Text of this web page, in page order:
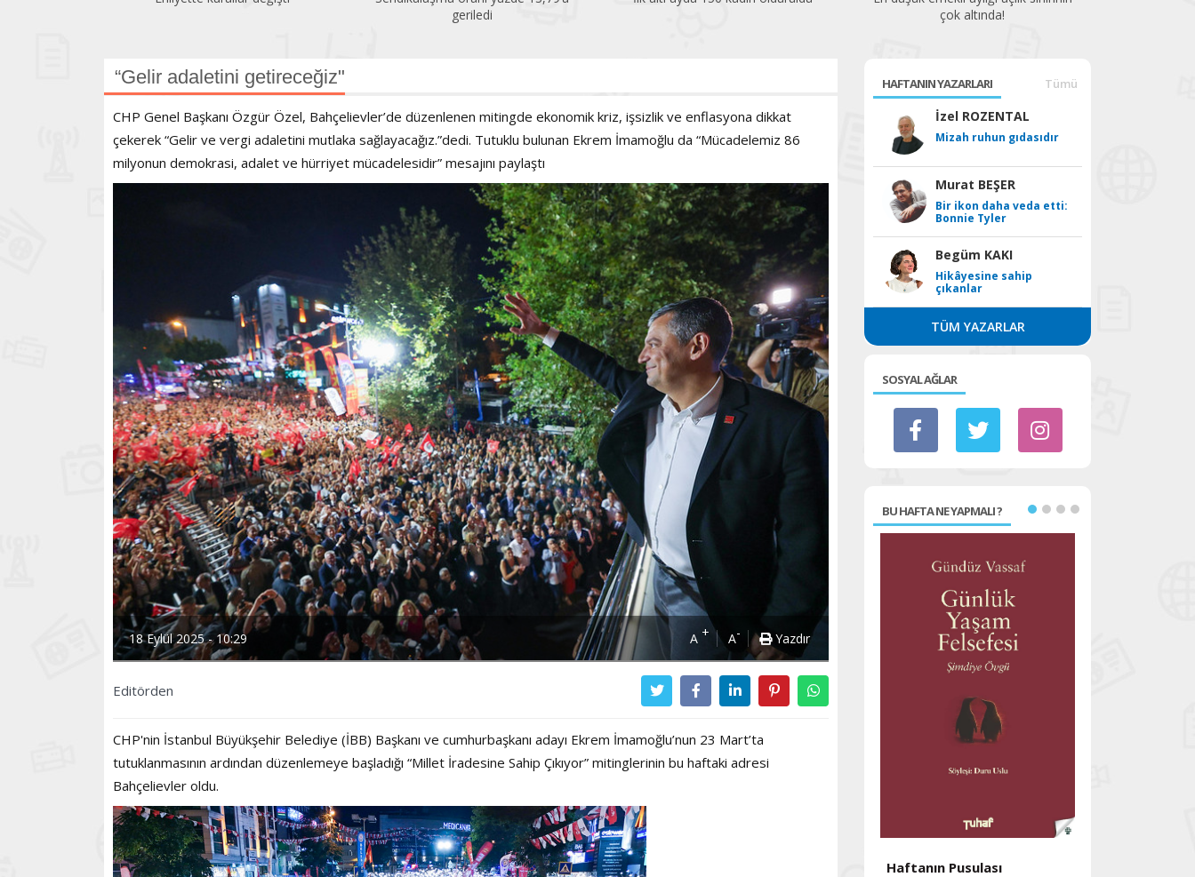
“Gelir adaletini getireceğiz"
CHP Genel Başkanı Özgür Özel, Bahçelievler’de düzenlenen mitingde ekonomik kriz, işsizlik ve enflasyona dikkat
çekerek “Gelir ve vergi adaletini mutlaka sağlayacağız.”dedi. Tutuklu bulunan Ekrem İmamoğlu da “Mücadelemiz 86
milyonun demokrasi, adalet ve hürriyet mücadelesidir” mesajını paylaştı
18 Eylül 2025 - 10:29 A + A- Yazdır
Editörden
CHP'nin İstanbul Büyükşehir Belediye (İBB) Başkanı ve cumhurbaşkanı adayı Ekrem İmamoğlu’nun 23 Mart’ta
tutuklanmasının ardından düzenlemeye başladığı “Millet İradesine Sahip Çıkıyor” mitinglerinin bu haftaki adresi
Bahçelievler oldu.
HAFTANIN YAZARLARI Tümü
İzel ROZENTAL
Mizah ruhun gıdasıdır
Murat BEŞER
Bir ikon daha veda etti:
Bonnie Tyler
Begüm KAKI
Hikâyesine sahip
çıkanlar
TÜM YAZARLAR
SOSYAL AĞLAR
BU HAFTA NE YAPMALI ?
Haftanın Sinevizyonu
Haftanın Pusulası